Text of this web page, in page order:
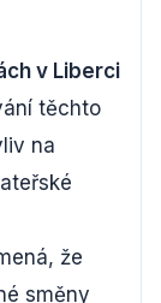
v Liberci
těchto
na
že
směny